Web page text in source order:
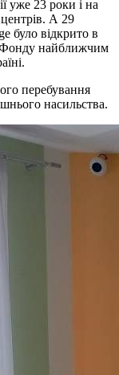
уже 23 роки і на
центрів. А 29
було відкрито в
Фонду найближчим
перебування
насильства.